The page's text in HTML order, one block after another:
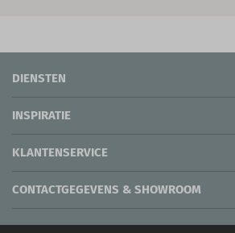
DIENSTEN
INSPIRATIE
KLANTENSERVICE
CONTACTGEGEVENS & SHOWROOM